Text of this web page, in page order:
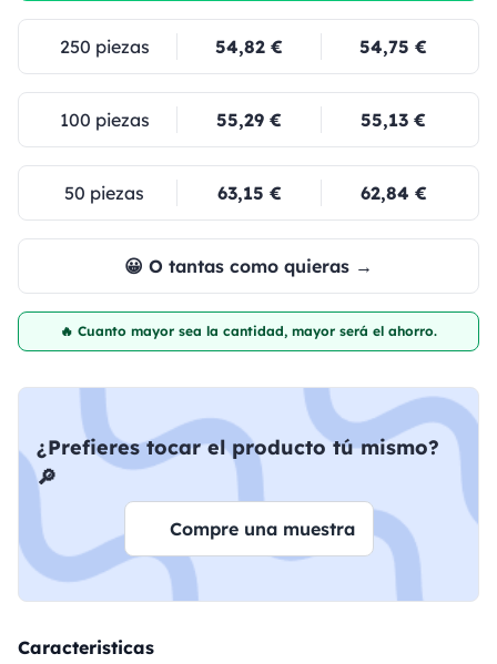
250 piezas 54,82 € 54,75 €
100 piezas 55,29 € 55,13 €
50 piezas 63,15 € 62,84 €
😀 O tantas como quieras →
🔥 Cuanto mayor sea la cantidad, mayor será el ahorro.
¿Prefieres tocar el producto tú mismo?
🔎
Compre una muestra
Caracteristicas